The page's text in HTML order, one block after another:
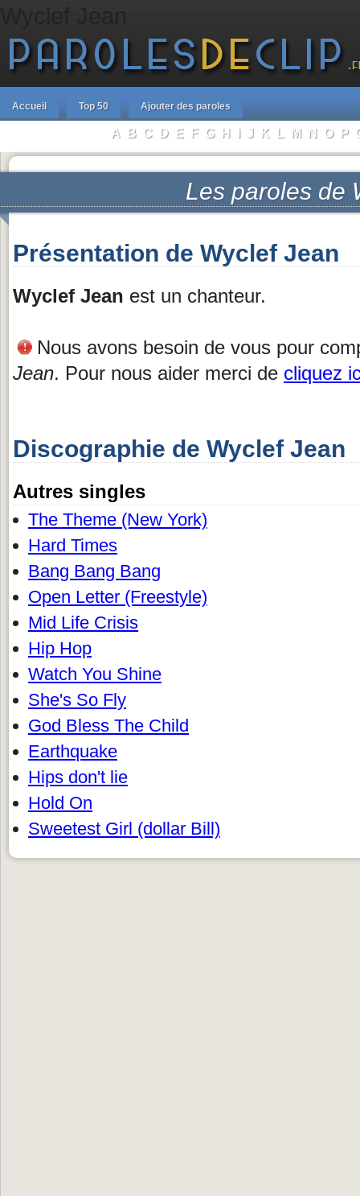
Accueil Top 50 Ajouter des paroles
A B C D E F G H I J K L M N O P
Les paroles de
Présentation de Wyclef Jean
Wyclef Jean est un chanteur.
Nous avons besoin de vous pour
Jean. Pour nous aider merci de cliquez
Discographie de Wyclef Jean
Autres singles
The Theme (New York)
Hard Times
Bang Bang Bang
Open Letter (Freestyle)
Mid Life Crisis
Hip Hop
Watch You Shine
She's So Fly
God Bless The Child
Earthquake
Hips don't lie
Hold On
Sweetest Girl (dollar Bill)